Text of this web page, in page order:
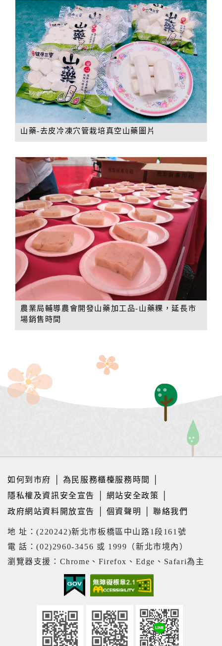
山藥-去皮冷凍穴管栽培真空山藥圖片
農業局輔導農會開發山藥加工品-山藥粿，延長市
場銷售時間
如何到市府 為民服務櫃檯服務時間
隱私權及資訊安全宣告
網站安全政策
政府網站資料開放宣告
個資聲明 │聯絡我們
地 址：(220242)新北市板橋區中山路1段161號
電 話：(02)2960-3456 或 1999（新北市境內）
瀏覽器支援：Chrome、Firefox、Edge、Safari為主